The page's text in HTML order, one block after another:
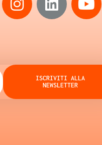
ISCRIVITI ALLA
NEWSLETTER